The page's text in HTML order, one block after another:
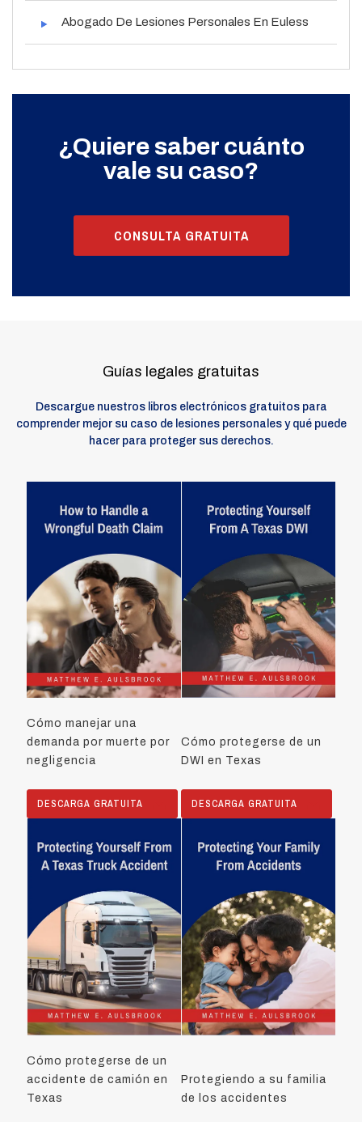
Abogado De Lesiones Personales En Euless
¿Quiere saber cuánto
vale su caso?
CONSULTA GRATUITA
Guías legales gratuitas
Descargue nuestros libros electrónicos gratuitos para
comprender mejor su caso de lesiones personales y qué puede
hacer para proteger sus derechos.
Cómo manejar una
demanda por muerte por
negligencia
DESCARGA GRATUITA
Cómo protegerse de un
DWI en Texas
DESCARGA GRATUITA
Cómo protegerse de un
accidente de camión en
Texas
Protegiendo a su familia
de los accidentes